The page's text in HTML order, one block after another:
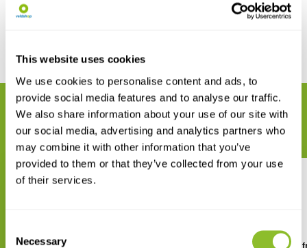
This website uses cookies
We use cookies to personalise content and ads, to
provide social media features and to analyse our traffic.
We also share information about your use of our site with
our social media, advertising and analytics partners who
may combine it with other information that you’ve
provided to them or that they’ve collected from your use
of their services.
Selection
Necessary
Reviews
Delen
GERELATEERDE PRODUCTEN
Maak uw bestelling compleet
Field Guide to East African
Amphibians of East